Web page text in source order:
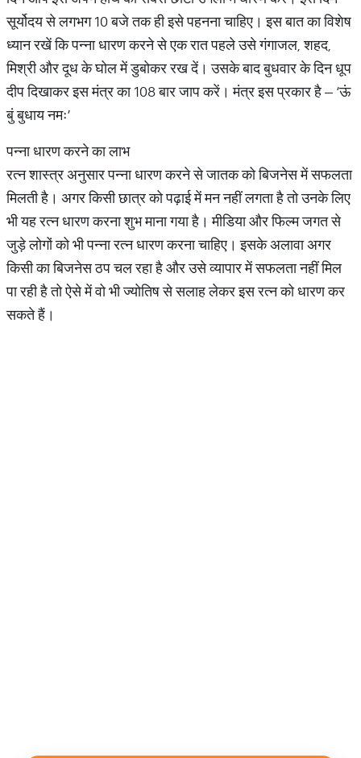
सूर्योदय से लगभग 10 बजे तक ही इसे पहनना चाहिए। इस बात का विशेष
ध्यान रखें कि पन्ना धारण करने से एक रात पहले उसे गंगाजल, शहद,
मिश्री और दूध के घोल में डुबोकर रख दें। उसके बाद बुधवार के दिन धूप
दीप दिखाकर इस मंत्र का 108 बार जाप करें। मंत्र इस प्रकार है – ‘ऊं
बुं बुधाय नमः’
पन्ना धारण करने का लाभ
रत्न शास्त्र अनुसार पन्ना धारण करने से जातक को बिजनेस में सफलता
मिलती है। अगर किसी छात्र को पढ़ाई में मन नहीं लगता है तो उनके लिए
भी यह रत्न धारण करना शुभ माना गया है। मीडिया और फिल्म जगत से
जुड़े लोगों को भी पन्ना रत्न धारण करना चाहिए। इसके अलावा अगर
किसी का बिजनेस ठप चल रहा है और उसे व्यापार में सफलता नहीं मिल
पा रही है तो ऐसे में वो भी ज्योतिष से सलाह लेकर इस रत्न को धारण कर
सकते हैं।